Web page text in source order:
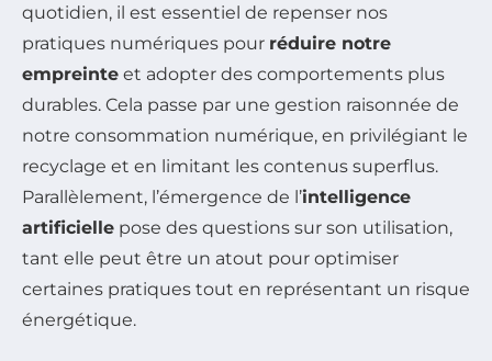
quotidien, il est essentiel de repenser nos
pratiques numériques pour réduire notre
empreinte et adopter des comportements plus
durables. Cela passe par une gestion raisonnée de
notre consommation numérique, en privilégiant le
recyclage et en limitant les contenus superflus.
Parallèlement, l’émergence de l’intelligence
artificielle pose des questions sur son utilisation,
tant elle peut être un atout pour optimiser
certaines pratiques tout en représentant un risque
énergétique.